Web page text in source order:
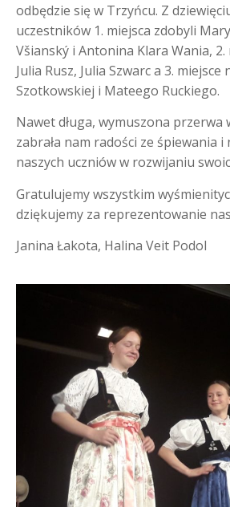
odbędzie się w Trzyńcu. Z
uczestników 1. miejsca zdobyli
Všianský i Antonina Klara Wania, 2.
Julia Rusz, Julia Szwarc a 3. miejsce
Szotkowskiej i Mateego Ruckiego.
Nawet długa, wymuszona przerwa
zabrała nam radości ze śpiewania i
naszych uczniów w rozwijaniu
Gratulujemy wszystkim
dziękujemy za reprezentowanie
Janina Łakota, Halina Veit Podol